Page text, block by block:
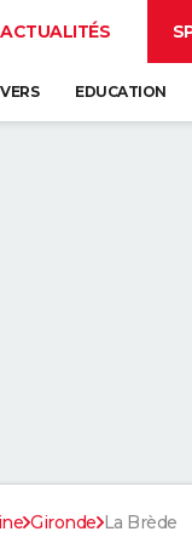
ACTUALITÉS
EDUCATION
Gironde La Brède